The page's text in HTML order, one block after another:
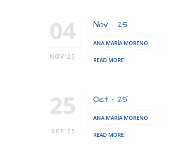
04
NOV'25
Nov – 25
ANA MARÍA MORENO
READ MORE
25
SEP'25
Oct – 25
ANA MARÍA MORENO
READ MORE